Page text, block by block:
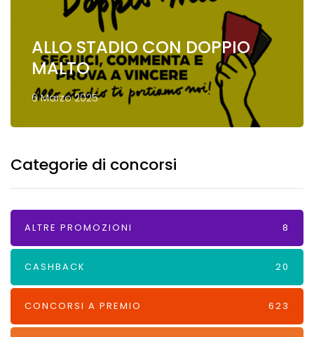
ALLO STADIO CON DOPPIO
MALTO
6 Marzo 2025
Categorie di concorsi
ALTRE PROMOZIONI 8
CASHBACK 20
CONCORSI A PREMIO 623